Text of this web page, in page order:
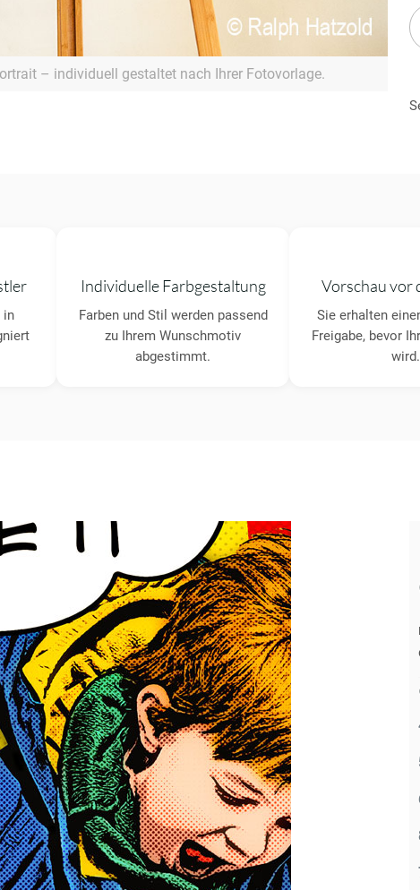
– individuell gestaltet nach Ihrer Fotovorlage.
in
Individuelle Farbgestaltung
Farben und Stil werden passend
zu Ihrem Wunschmotiv
abgestimmt.
Vorschau vor
Sie erhalten
Freigabe, bevor
wird.